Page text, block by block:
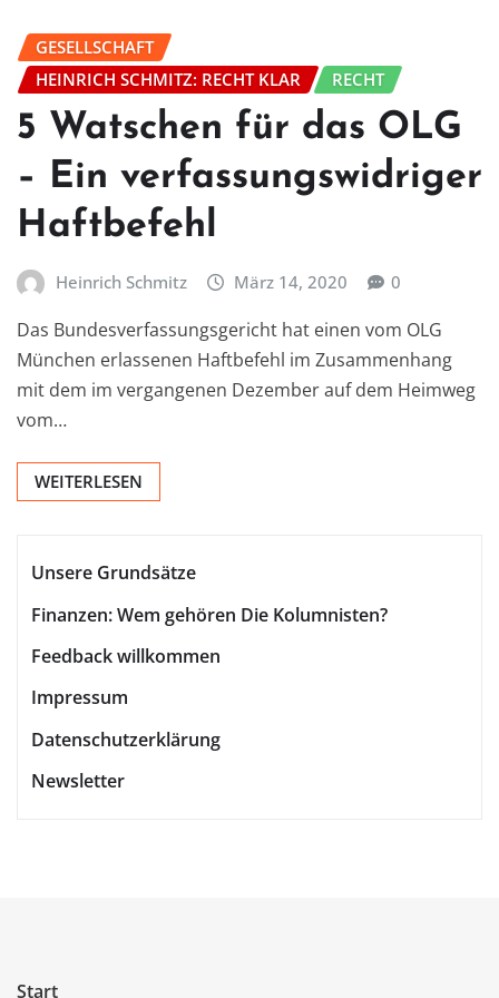
GESELLSCHAFT
HEINRICH SCHMITZ: RECHT KLAR
RECHT
5 Watschen für das OLG
– Ein verfassungswidriger
Haftbefehl
Heinrich Schmitz März 14, 2020 0
Das Bundesverfassungsgericht hat einen vom OLG
München erlassenen Haftbefehl im Zusammenhang
mit dem im vergangenen Dezember auf dem Heimweg
vom…
WEITERLESEN
Unsere Grundsätze
Finanzen: Wem gehören Die Kolumnisten?
Feedback willkommen
Impressum
Datenschutzerklärung
Newsletter
Start